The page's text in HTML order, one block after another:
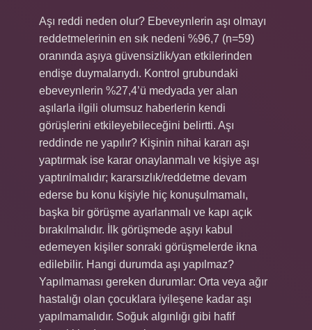
Aşı reddi neden olur? Ebeveynlerin aşı olmayı
reddetmelerinin en sık nedeni %96,7 (n=59)
oranında aşıya güvensizlik/yan etkilerinden
endişe duymalarıydı. Kontrol grubundaki
ebeveynlerin %27,4’ü medyada yer alan
aşılarla ilgili olumsuz haberlerin kendi
görüşlerini etkileyebileceğini belirtti. Aşı
reddinde ne yapılır? Kişinin nihai kararı aşı
yaptırmak ise karar onaylanmalı ve kişiye aşı
yaptırılmalıdır; kararsızlık/reddetme devam
ederse bu konu kişiyle hiç konuşulmamalı,
başka bir görüşme ayarlanmalı ve kapı açık
bırakılmalıdır. İlk görüşmede aşıyı kabul
edemeyen kişiler sonraki görüşmelerde ikna
edilebilir. Hangi durumda aşı yapılmaz?
Yapılmaması gereken durumlar: Orta veya ağır
hastalığı olan çocuklara iyileşene kadar aşı
yapılmamalıdır. Soğuk algınlığı gibi hafif